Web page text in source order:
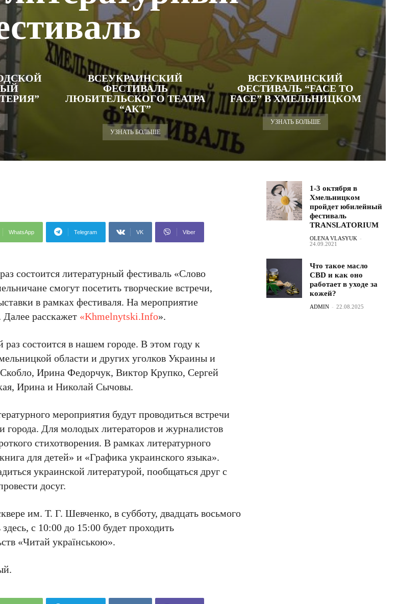
ВСЕУКРАИНСКИЙ
ФЕСТИВАЛЬ
ЛЮБИТЕЛЬСКОГО ТЕАТРА
“АКТ”
УЗНАТЬ БОЛЬШЕ
ВСЕУКРАИНСКИЙ
ФЕСТИВАЛЬ “FACE TO
FACE” В ХМЕЛЬНИЦКОМ
УЗНАТЬ БОЛЬШЕ
WhatsApp Telegram VK Viber
состоится литературный фестиваль «Слово
смогут посетить творческие встречи,
в рамках фестиваля. На мероприятие
Далее расскажет «Khmelnytski.Info».
состоится в нашем городе. В этом году к
области и других уголков Украины и
Ирина Федорчук, Виктор Крупко, Сергей
Ирина и Николай Сычовы.
мероприятия будут проводиться встречи
города. Для молодых литераторов и журналистов
стихотворения. В рамках литературного
для детей» и «Графика украинского языка».
украинской литературой, пообщаться друг с
досуг.
им. Т. Г. Шевченко, в субботу, двадцать восьмого
с 10:00 до 15:00 будет проходить
«Читай українською».
1-3 октября в
Хмельницком
пройдет юбилейный
фестиваль
TRANSLATORIUM
OLENA VLASYUK -
24.09.2021
Что такое масло
CBD и как оно
работает в уходе за
кожей?
ADMIN - 22.08.2025